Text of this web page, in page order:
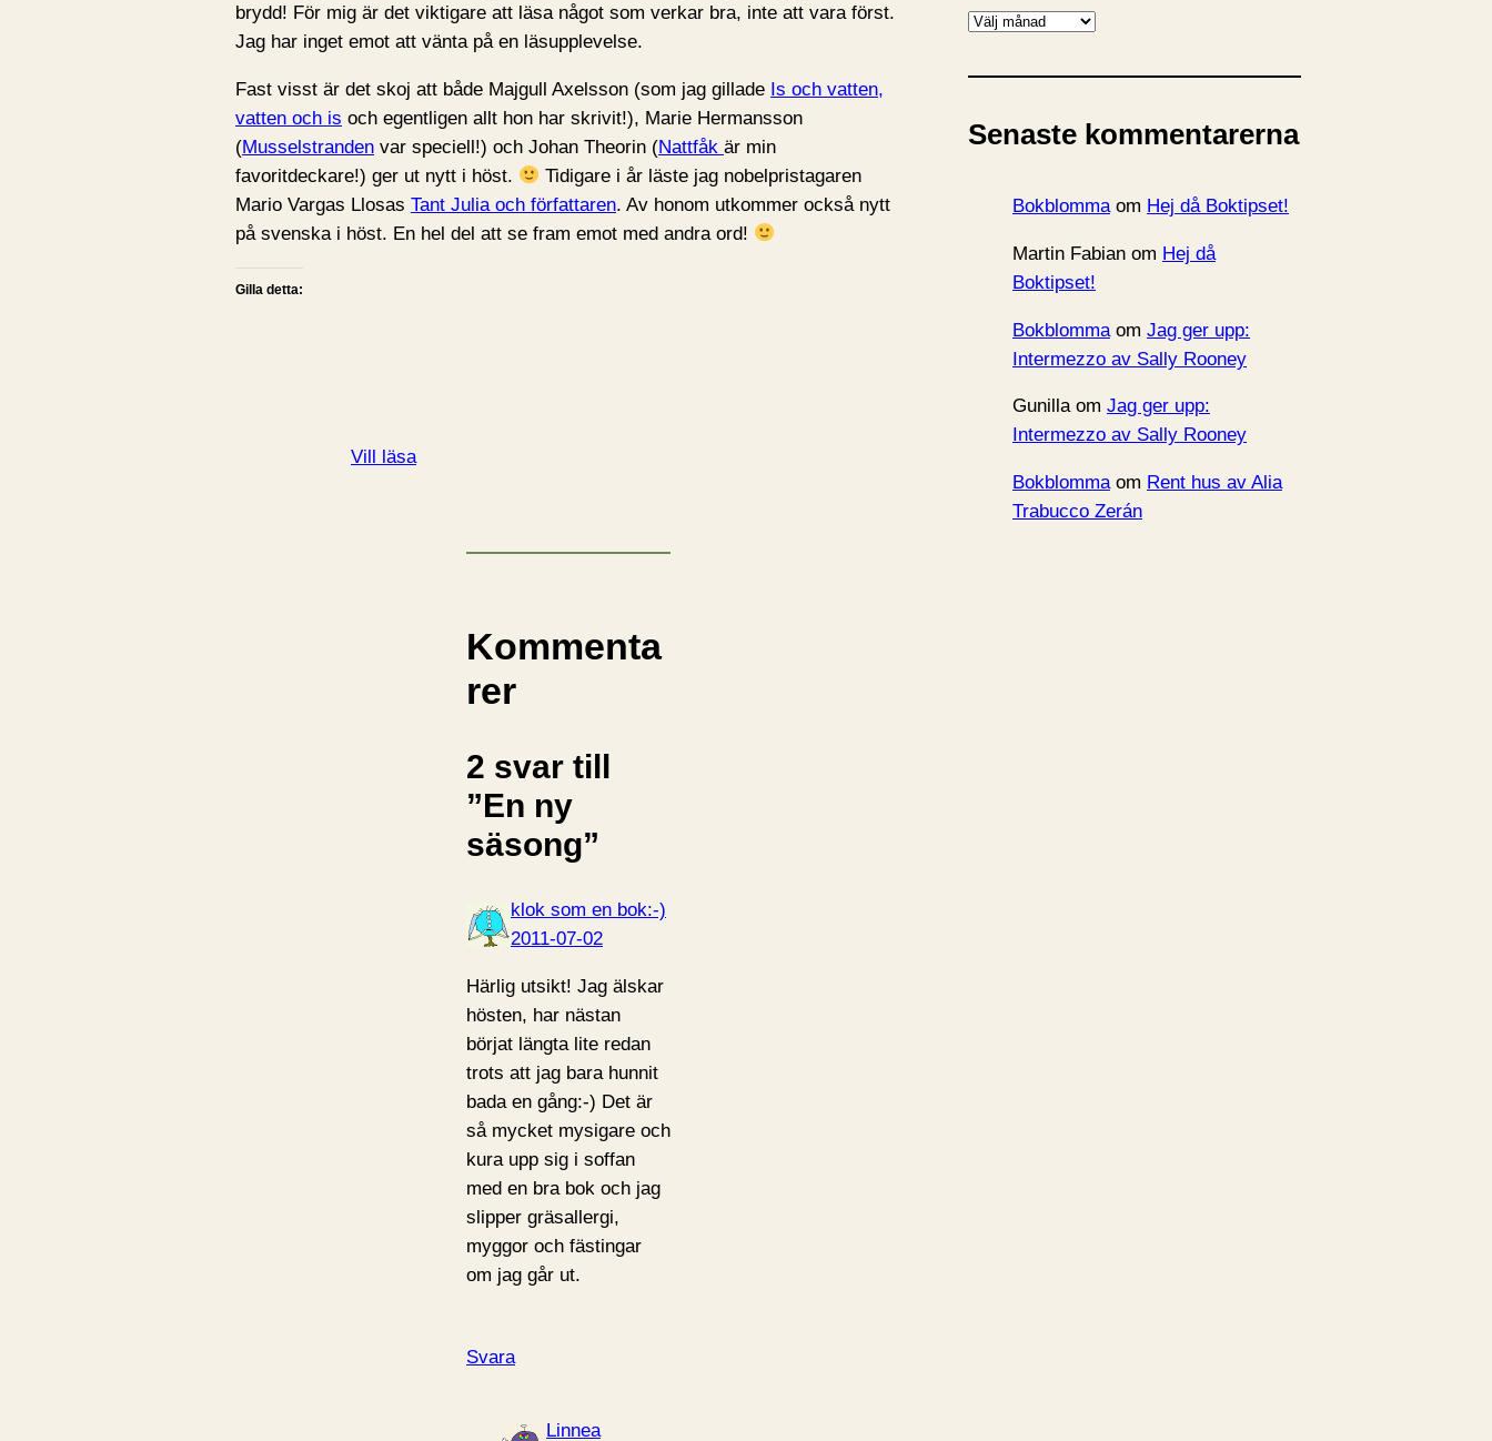
brydd! För mig är det viktigare att läsa något som verkar bra, inte att vara först.
Jag har inget emot att vänta på en läsupplevelse.
Fast visst är det skoj att både Majgull Axelsson (som jag gillade Is och vatten,
vatten och is och egentligen allt hon har skrivit!), Marie Hermansson
(Musselstranden var speciell!) och Johan Theorin (Nattfåk är min
favoritdeckare!) ger ut nytt i höst.
Tidigare i år läste jag nobelpristagaren
Mario Vargas Llosas Tant Julia och författaren. Av honom utkommer också nytt
på svenska i höst. En hel del att se fram emot med andra ord!
Gilla detta:
Vill läsa
Kommenta
rer
2 svar till
”En ny
säsong”
klok som en bok:-)
2011-07-02
Härlig utsikt! Jag älskar
hösten, har nästan
börjat längta lite redan
trots att jag bara hunnit
bada en gång:-) Det är
så mycket mysigare och
kura upp sig i soffan
med en bra bok och jag
slipper gräsallergi,
myggor och fästingar
om jag går ut.
Svara
Linnea
A
k
v
Senaste kommentarerna
Bokblommaom Hej då Boktipset!
Martin Fabian om Hej då
Boktipset!
Bokblomma om Jag ger upp:
Intermezzo av Sally Rooney
Gunillaom Jag ger upp:
Intermezzo av Sally Rooney
Bokblommaom Rent hus av Alia
Trabucco Zerán